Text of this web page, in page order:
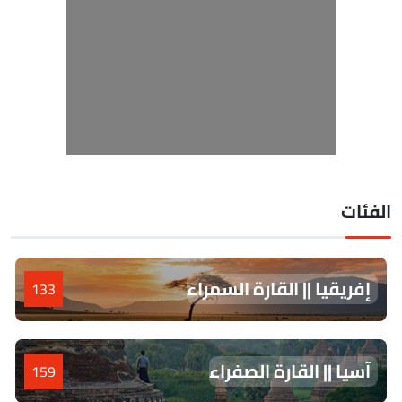
إفريقيا || القارة السمراء 133
آسيا || القارة الصفراء 159